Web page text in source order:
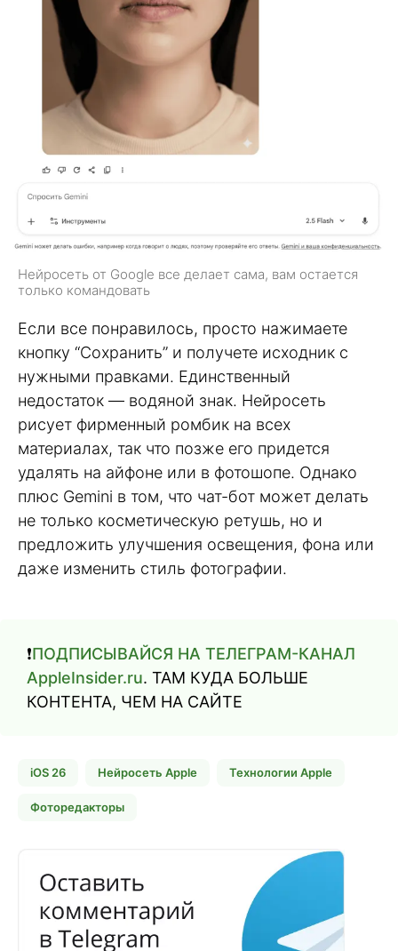
Нейросеть от Google все делает сама, вам остается
только командовать
Если все понравилось, просто нажимаете
кнопку “Сохранить” и получете исходник с
нужными правками. Единственный
недостаток — водяной знак. Нейросеть
рисует фирменный ромбик на всех
материалах, так что позже его придется
удалять на айфоне или в фотошопе. Однако
плюс Gemini в том, что чат-бот может делать
не только косметическую ретушь, но и
предложить улучшения освещения, фона или
даже изменить стиль фотографии.
❗️ПОДПИСЫВАЙСЯ НА ТЕЛЕГРАМ-КАНАЛ
AppleInsider.ru. ТАМ КУДА БОЛЬШЕ
КОНТЕНТА, ЧЕМ НА САЙТЕ
iOS 26 Нейросеть Apple Технологии Apple
Фоторедакторы